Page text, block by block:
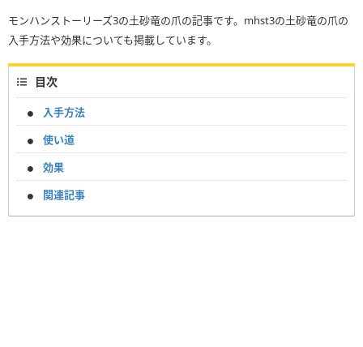
モンハンストーリーズ3の土砂竜の爪の記事です。mhst3の土砂竜の爪の
入手方法や効果についても掲載しています。
目次
入手方法
使い道
効果
関連記事